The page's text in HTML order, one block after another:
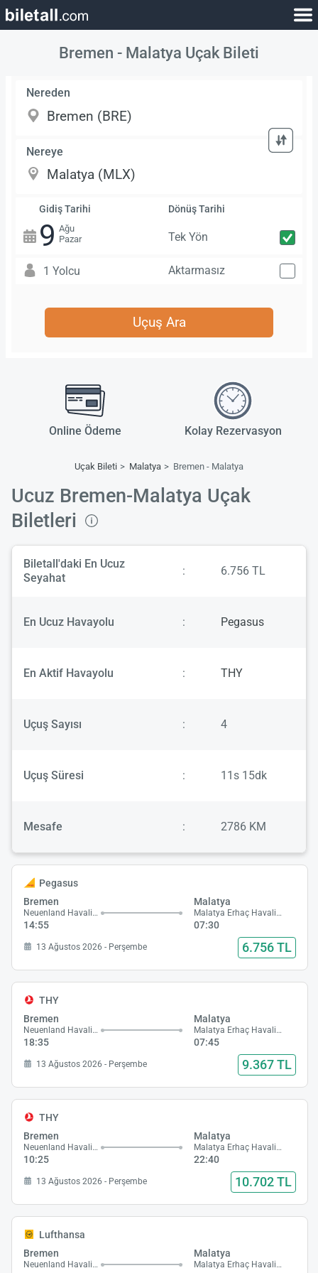
Bremen - Malatya Uçak Bileti
Nereden
Nereye
Gidiş Tarihi
9 Ağu
Pazar
Dönüş Tarihi
Tek Yön
1 Yolcu Aktarmasız
Uçuş Ara
Online Ödeme Kolay Rezervasyon
Uçak Bileti Malatya Bremen - Malatya
Ucuz Bremen-Malatya Uçak
Biletleri
Biletall'daki En Ucuz
Seyahat
: 6.756 TL
En Ucuz Havayolu : Pegasus
En Aktif Havayolu : THY
Uçuş Sayısı : 4
Uçuş Süresi : 11s 15dk
Mesafe : 2786 KM
Pegasus
Bremen
Neuenland Havalimanı
14:55
Malatya
Malatya Erhaç Havalimanı
07:30
13 Ağustos 2026 - Perşembe 6.756 TL
THY
Bremen
Neuenland Havalimanı
18:35
Malatya
Malatya Erhaç Havalimanı
07:45
13 Ağustos 2026 - Perşembe 9.367 TL
THY
Bremen
Neuenland Havalimanı
10:25
Malatya
Malatya Erhaç Havalimanı
22:40
13 Ağustos 2026 - Perşembe 10.702 TL
Lufthansa
Bremen
Neuenland Havalimanı
Malatya
Malatya Erhaç Havalimanı